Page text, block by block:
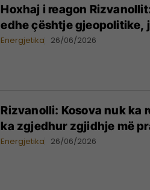
Hoxhaj i reagon
edhe çështje gjeopolitike,
Energjetika 26/06/2026
Rizvanolli: Kosova nuk ka
ka zgjedhur zgjidhje më
Energjetika 26/06/2026